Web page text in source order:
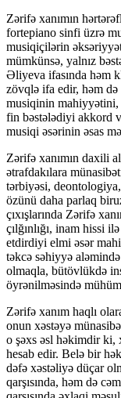
Zərifə xanımın
forte­pi­a­no sinfi üzrə
musiqiçilərin
mümkünsə, yalnız
Əliyeva ifasında həm
zövqlə ifa edir, həm
musiqinin
fin bəstələdiyi akkord
musiqi əsərinin əsas
Zərifə xanımın daxili
ətrafdakılara
tərbiyəsi,
özünü daha parlaq
çıxışlarında Zərifə
çılğınlığı, inam hissi
et­dirdiyi elmi əsər
təkcə səhiyyə
olmaqla, bütövlükdə
öyrənilməsində
Zərifə xanım haqlı
onun xəstəyə
o şəxs əsl hə­kim­­dir ki,
hesab edir. Belə bir
dəfə xəstəliyə düçar
qarşısında, həm də